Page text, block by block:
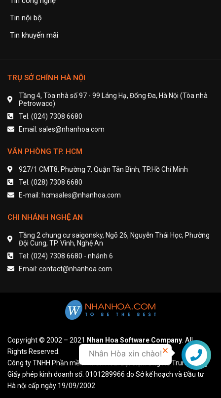
Tin nội bộ
Tin khuyến mãi
TRỤ SỞ CHÍNH HÀ NỘI
Tầng 4, Tòa nhà số 97 - 99 Láng Hạ, Đống Đa, Hà Nội (Tòa nhà
Petrowaco)
Tel: (024) 7308 6680
Email: sales@nhanhoa.com
VĂN PHÒNG TP. HCM
927/1 CMT8, Phường 7, Quận Tân Bình, TP.Hồ Chí Minh
Tel: (028) 7308 6680
E-mail: hcmsales@nhanhoa.com
CHI NHÁNH NGHỆ AN
Tầng 2 chung cư saigonsky, Ngõ 26, Nguyễn Thái Học, Phường
Đội Cung, TP. Vinh, Nghệ An
Tel: (024) 7308 6680 - nhánh 6
Email: contact@nhanhoa.com
Copyright © 2002 – 2021 Nhan Hoa Software Company. All
Rights Reserved.
Công ty TNHH Phần mềm Nhân Hòa. Đại diện: Ông Hồ Trung Dũng
Giấy phép kinh doanh số: 0101289966 do Sở kế hoạch và Đầu tư
Hà nội cấp ngày 19/09/2002
Liên hệ
Nhân Hòa xin chào!